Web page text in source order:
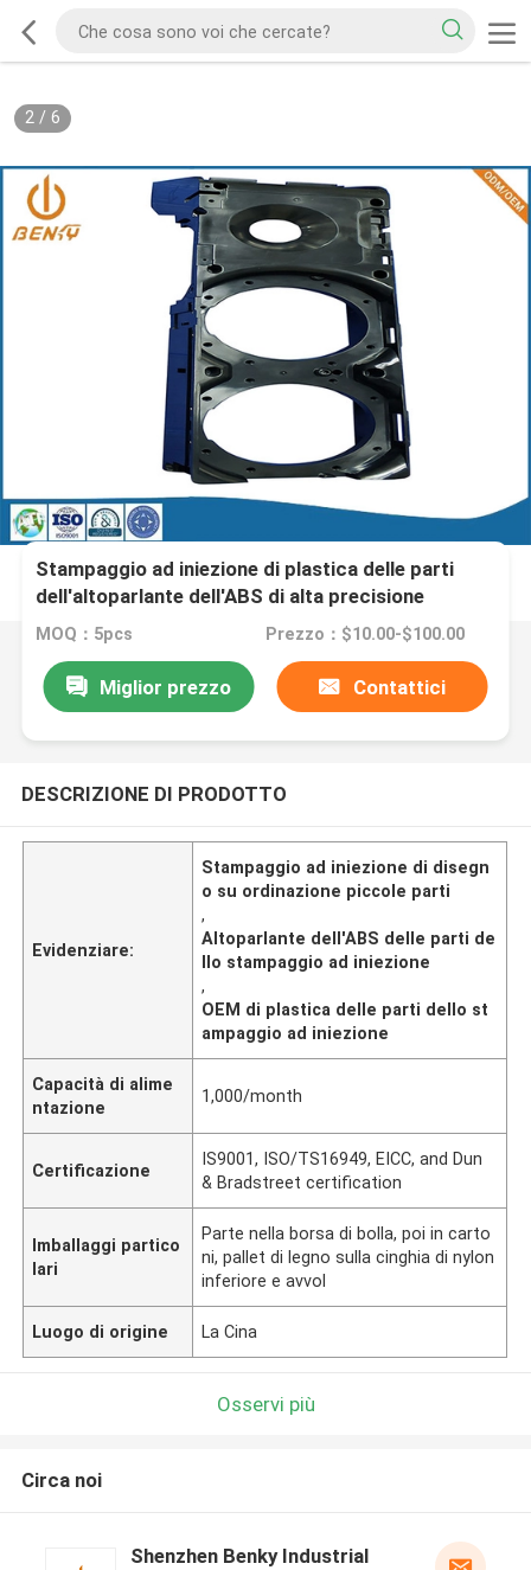
2/ 6
Stampaggio ad iniezione di plastica delle parti
dell'altoparlante dell'ABS di alta precisione
dell'OEM piccolo
MOQ：5pcs Prezzo：$10.00-$100.00
Miglior prezzo Contattici
DESCRIZIONE DI PRODOTTO
Evidenziare:
Stampaggio ad iniezione di disegn
o su ordinazione piccole parti
,
Altoparlante dell'ABS delle parti de
llo stampaggio ad iniezione
,
OEM di plastica delle parti dello st
ampaggio ad iniezione
Capacità di alime
ntazione
1,000/month
Certificazione
IS9001, ISO/TS16949, EICC, and Dun
& Bradstreet certification
Imballaggi partico
lari
Parte nella borsa di bolla, poi in carto
ni, pallet di legno sulla cinghia di nylon
inferiore e avvol
Luogo di origine La Cina
Osservi più
Circa noi
Shenzhen Benky Industrial